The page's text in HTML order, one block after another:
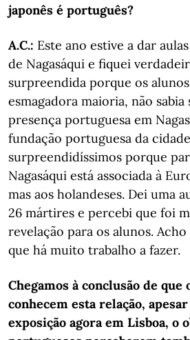
japonês é português?
A.C.: Este ano estive a dar
de Nagasáqui e fiquei
surpreendida porque os
esmagadora maioria, não sabia
presença portuguesa em
fundação portuguesa da
surpreendidíssimos porque
Nagasáqui está associada à
mas aos holandeses. Dei uma
26 mártires e percebi que foi
revelação para os alunos.
que há muito trabalho a fazer.
Chegamos à conclusão de que
conhecem esta relação,
exposição agora em Lisboa, o